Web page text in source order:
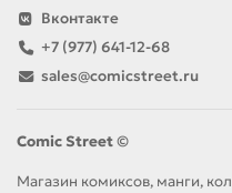
Вконтакте
+7 (977) 641-12-68
sales@comicstreet.ru
Comic Street ©
Магазин комиксов, манги,